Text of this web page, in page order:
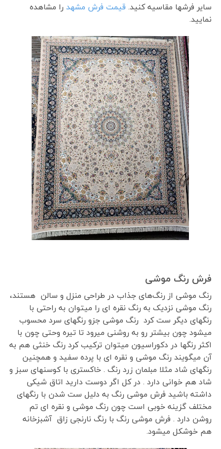
سایر فرشها مقاسیه کنید. قیمت فرش مشهدرا مشاهده
نمایید.
فرش رنگ موشی
رنگ موشی از رنگ‌های جذاب در طراحی منزل و سالن هستند،
رنگ موشی نزدیک به رنگ نقره ای را میتوان به راحتی با
رنگهای دیگر ست کرد رنگ موشی جزو رنگهای سرد محسوب
میشود چون بیشتر رو به روشنی میرود تا تیره وحتی چون با
اکثر رنگها در دکوراسیون میتوان ترکیب کرد رنگ خنثی هم به
آن میگویند رنگ موشی و نقره ای با پرده سفید و همچنین
رنگهای شاد مثلا مبلمان زرد رنگ . خاکستری با کوسنهای سبز و
شاد هم خوانی دارد . در کل اگر دوست دارید اتاق شیکی
داشته باشید فرش موشی رنگ به دلیل ست شدن با رنگهای
مختلف گزینه خوبی است چون رنگ موشی و نقره ای تم
روشن دارد . فرش موشی رنگ با رنگ نارنجی زاق آشبزخانه
هم خوشکل میشود.